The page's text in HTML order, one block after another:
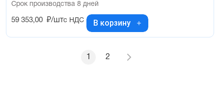
Срок производства 8 дней
59 353,00 ₽/штс НДС В корзину
1 2